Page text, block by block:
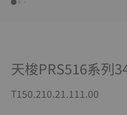
天梭PRS516系列
T150.210.21.111.00